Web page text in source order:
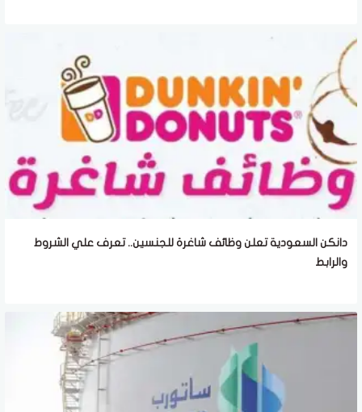
دانكن السعودية تعلن وظائف شاغرة للجنسين.. تعرف علي الشروط
والرابط